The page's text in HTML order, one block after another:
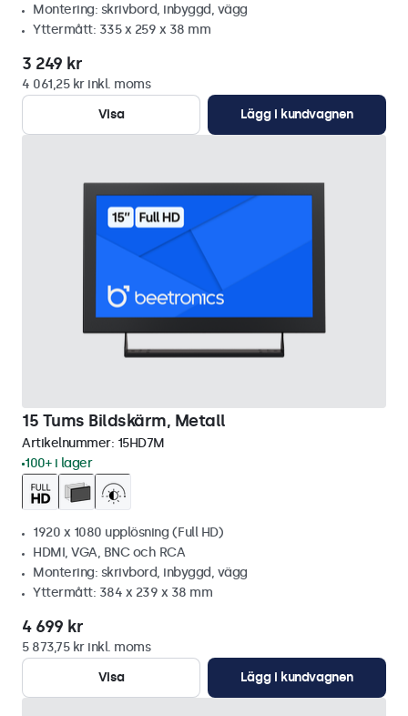
Montering: skrivbord, inbyggd, vägg
Yttermått: 335 x 259 x 38 mm
3 249 kr
4 061,25 kr inkl. moms
Visa
Lägg i kundvagnen
15 Tums Bildskärm, Metall
Artikelnummer: 15HD7M
100+ i lager
1920 x 1080 upplösning (Full HD)
HDMI, VGA, BNC och RCA
Montering: skrivbord, inbyggd, vägg
Yttermått: 384 x 239 x 38 mm
4 699 kr
5 873,75 kr inkl. moms
Visa
Lägg i kundvagnen